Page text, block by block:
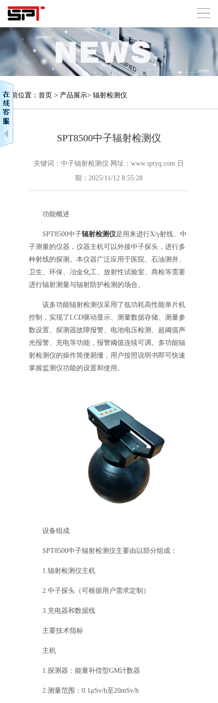
当前位置： 首页 > 产品展示> 辐射检测仪
SPT8500中子辐射检测仪
关键词：中子辐射检测仪 网址：www.sptyq.com 日
期：2025/11/12 8:55:28
功能概述
SPT8500中子辐射检测仪是用来进行X/γ射线、中
子测量的仪器，仪器主机可以外接中子探头，进行多
种射线的探测。本仪器广泛应用于医院、石油测井、
卫生、环保、冶金化工、放射性试验室、商检等需要
进行辐射测量与辐射防护检测的场合。
该多功能辐射检测仪采用了低功耗高性能单片机
控制，实现了LCD驱动显示、测量数据存储、测量参
数设置、探测器故障报警、电池电压检测、超阈值声
光报警、充电等功能，报警阈值连续可调。多功能辐
射检测仪的操作简便易懂，用户按照说明书即可快速
掌握监测仪功能的设置和使用。
设备组成
SPT8500中子辐射检测仪主要由以部分组成：
1.辐射检测仪主机
2.中子探头（可根据用户需求定制）
3.充电器和数据线
主要技术指标
主机
1.探测器：能量补偿型GM计数器
2.测量范围：0.1μSv/h至20mSv/h